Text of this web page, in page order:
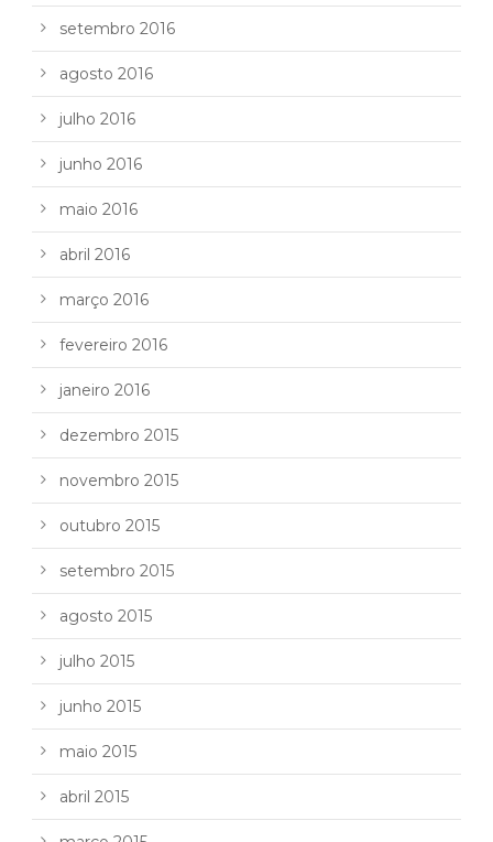
setembro 2016
agosto 2016
julho 2016
junho 2016
maio 2016
abril 2016
março 2016
fevereiro 2016
janeiro 2016
dezembro 2015
novembro 2015
outubro 2015
setembro 2015
agosto 2015
julho 2015
junho 2015
maio 2015
abril 2015